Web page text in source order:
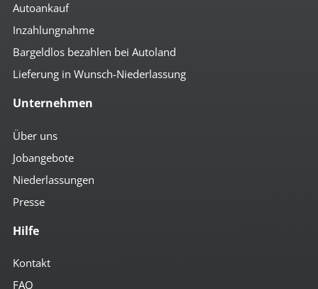
Autoankauf
Inzahlungnahme
Bargeldlos bezahlen bei Autoland
Lieferung in Wunsch-Niederlassung
Unternehmen
Über uns
Jobangebote
Niederlassungen
Presse
Hilfe
Kontakt
FAQ